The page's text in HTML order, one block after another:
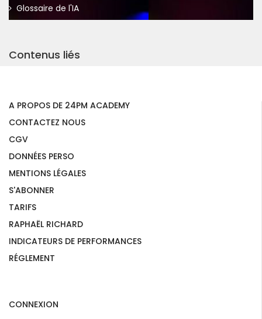
Glossaire de l'IA
Contenus liés
A PROPOS DE 24PM ACADEMY
CONTACTEZ NOUS
CGV
DONNÉES PERSO
MENTIONS LÉGALES
S'ABONNER
TARIFS
RAPHAËL RICHARD
INDICATEURS DE PERFORMANCES
RÉGLEMENT
CONNEXION